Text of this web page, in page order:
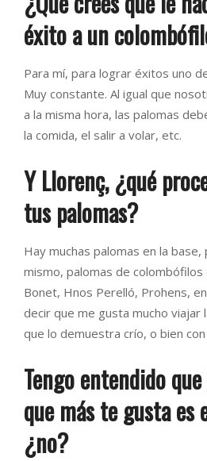
éxito a un
Para mí, para lograr éxitos uno
Muy constante. Al igual que
a la misma hora, las palomas
la comida, el salir a volar, etc.
Y Llorenç, ¿qué
tus palomas?
Hay muchas palomas en la
mismo, palomas de
Bonet, Hnos Perelló, Prohens,
decir que me gusta mucho viajar
que lo demuestra crío, o bien
Tengo entendido
que más te gusta es
¿no?